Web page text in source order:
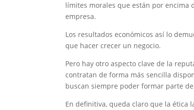
límites morales que están por encima
empresa.
Los resultados económicos así lo
que hacer crecer un negocio.
Pero hay otro aspecto clave de la
contratan de forma más sencilla
buscan siempre poder formar parte
En definitiva, queda claro que la ética